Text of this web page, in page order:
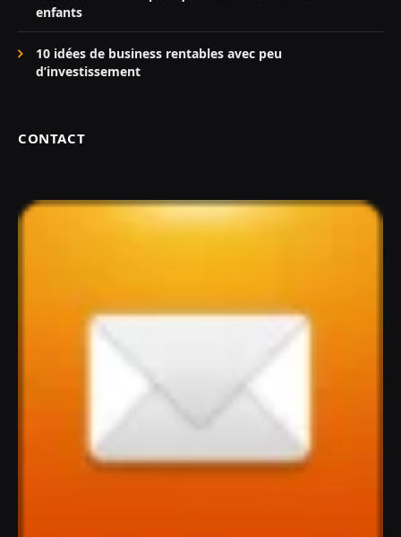
enfants
10 idées de business rentables avec peu
d’investissement
CONTACT